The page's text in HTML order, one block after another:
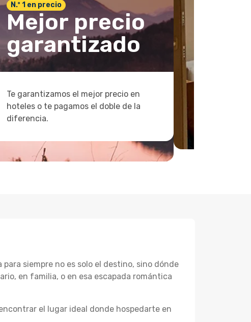
N.º 1 en precio
Mejor precio
garantizado
Te garantizamos el mejor precio en
hoteles o te pagamos el doble de la
diferencia.
siempre no es solo el destino, sino dónde
en familia, o en esa escapada romántica
el lugar ideal donde hospedarte en